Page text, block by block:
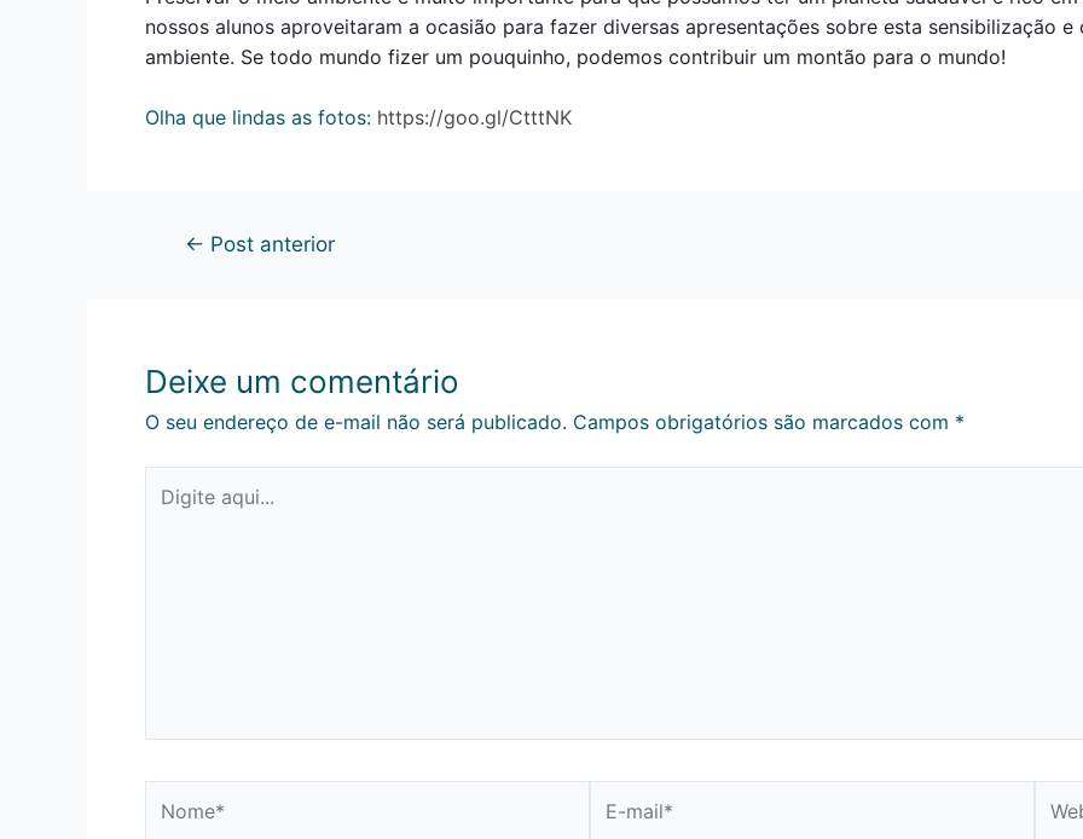
nossos alunos aproveitaram a ocasião para fazer diversas apresentações sobre esta sensibilização
ambiente. Se todo mundo fizer um pouquinho, podemos contribuir um montão para o mundo!
Olha que lindas as fotos: https://goo.gl/CtttNK
← Post anterior
Deixe um comentário
O seu endereço de e-mail não será publicado. Campos obrigatórios são marcados com *
aqui...
mail*